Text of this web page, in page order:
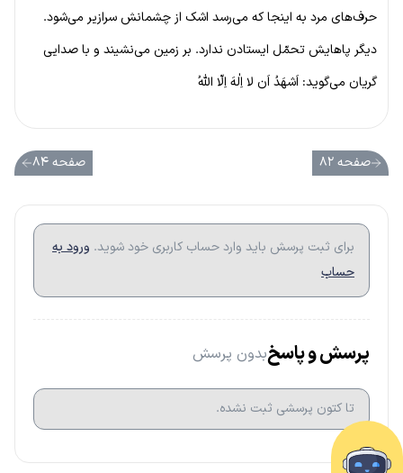
حرف‌های مرد به اینجا که می‌رسد اشک از چشمانش سرازیر می‌شود.
دیگر پاهایش تحمّل ایستادن ندارد. بر زمین می‌نشیند و با صدایی
گریان می‌گوید: اَشهَدُ اَن لا اِلٰهَ اِلّا اللهُ
صفحه ۸۲ صفحه ۸۴
برای ثبت پرسش باید وارد حساب کاربری خود شوید. ورود به
حساب
پرسش و پاسخبدون پرسش
تا کتون پرسشی ثبت نشده.